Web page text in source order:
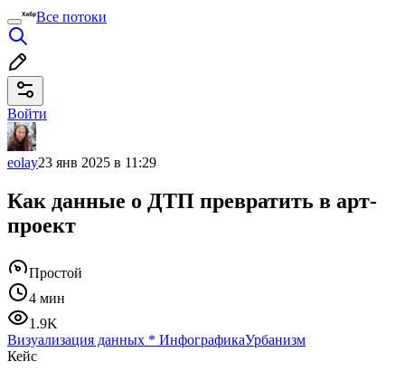
Все потоки
Войти
eolay23 янв 2025 в 11:29
Как данные о ДТП превратить в арт-
проект
Простой
4 мин
1.9K
Визуализация данных * ИнфографикаУрбанизм
Кейс